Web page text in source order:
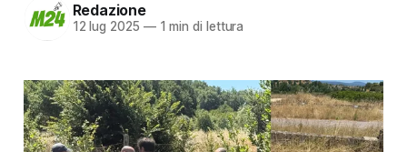
Redazione
12 lug 2025 —1 min di lettura